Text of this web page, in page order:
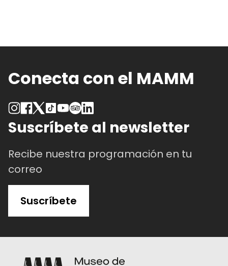
Conecta con el MAMM
Suscríbete al newsletter
Recibe nuestra programación en tu
correo
Suscríbete